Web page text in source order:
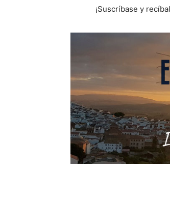
¡Suscríbase y